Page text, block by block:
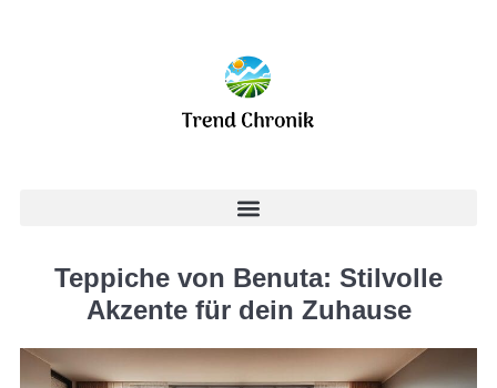
Teppiche von Benuta: Stilvolle
Akzente für dein Zuhause